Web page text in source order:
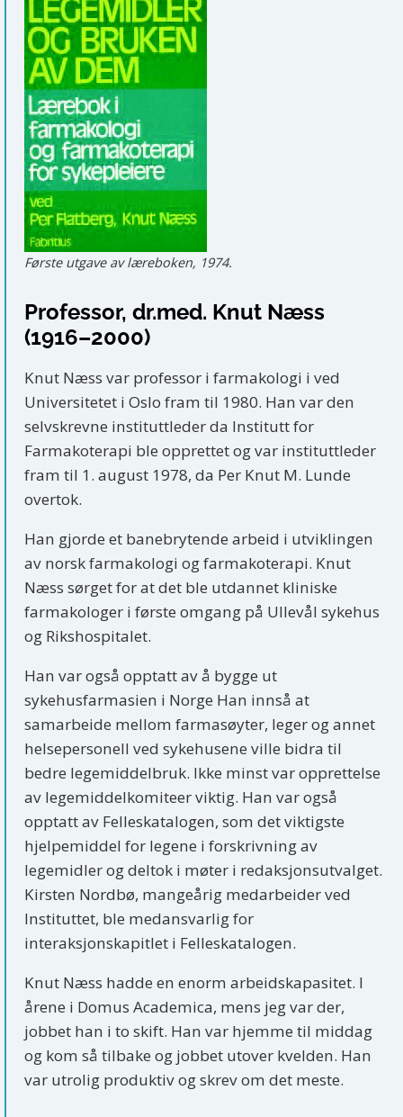
Første utgave av læreboken, 1974.
Professor, dr.med. Knut Næss
(1916–2000)
Knut Næss var professor i farmakologi i ved
Universitetet i Oslo fram til 1980. Han var den
selvskrevne instituttleder da Institutt for
Farmakoterapi ble opprettet og var instituttleder
fram til 1. august 1978, da Per Knut M. Lunde
overtok.
Han gjorde et banebrytende arbeid i utviklingen
av norsk farmakologi og farmakoterapi. Knut
Næss sørget for at det ble utdannet kliniske
farmakologer i første omgang på Ullevål sykehus
og Rikshospitalet.
Han var også opptatt av å bygge ut
sykehusfarmasien i Norge Han innså at
samarbeide mellom farmasøyter, leger og annet
helsepersonell ved sykehusene ville bidra til
bedre legemiddelbruk. Ikke minst var opprettelse
av legemiddelkomiteer viktig. Han var også
opptatt av Felleskatalogen, som det viktigste
hjelpemiddel for legene i forskrivning av
legemidler og deltok i møter i redaksjonsutvalget.
Kirsten Nordbø, mangeårig medarbeider ved
Instituttet, ble medansvarlig for
interaksjonskapitlet i Felleskatalogen.
Knut Næss hadde en enorm arbeidskapasitet. I
årene i Domus Academica, mens jeg var der,
jobbet han i to skift. Han var hjemme til middag
og kom så tilbake og jobbet utover kvelden. Han
var utrolig produktiv og skrev om det meste.